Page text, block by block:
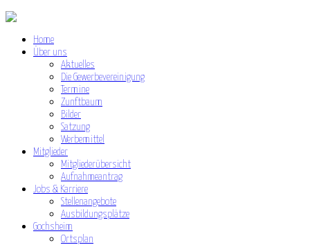
Home
Über uns
Aktuelles
Die Gewerbevereinigung
Termine
Zunftbaum
Bilder
Satzung
Werbemittel
Mitglieder
Mitgliederübersicht
Aufnahmeantrag
Jobs & Karriere
Stellenangebote
Ausbildungsplätze
Gochsheim
Ortsplan